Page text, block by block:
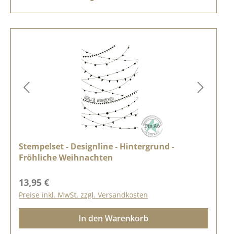
Stempelset - Designline - Hintergrund -
Fröhliche Weihnachten
Regulärer Preis:
13,95 €
Preise inkl. MwSt. zzgl. Versandkosten
In den Warenkorb